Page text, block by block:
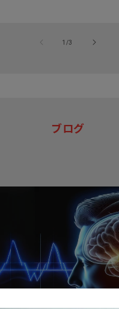
1 /
の3
ブログ